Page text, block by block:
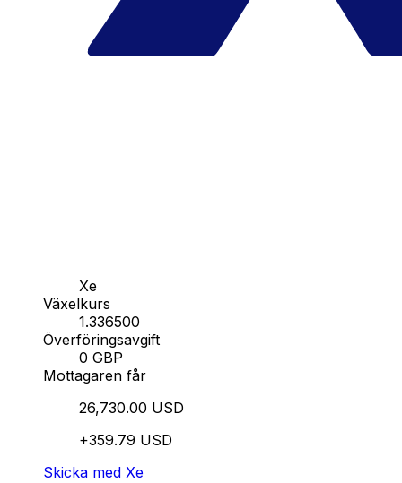
Xe
Växelkurs
1.336500
Överföringsavgift
0 GBP
Mottagaren får
26,730.00 USD
+359.79 USD
Skicka med Xe